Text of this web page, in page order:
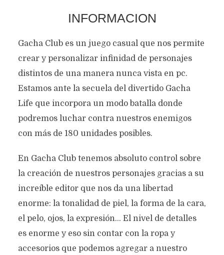
INFORMACION
Gacha Club es un juego casual que nos permite
crear y personalizar infinidad de personajes
distintos de una manera nunca vista en pc.
Estamos ante la secuela del divertido Gacha
Life que incorpora un modo batalla donde
podremos luchar contra nuestros enemigos
con más de 180 unidades posibles.
En Gacha Club tenemos absoluto control sobre
la creación de nuestros personajes gracias a su
increíble editor que nos da una libertad
enorme: la tonalidad de piel, la forma de la cara,
el pelo, ojos, la expresión… El nivel de detalles
es enorme y eso sin contar con la ropa y
accesorios que podemos agregar a nuestro